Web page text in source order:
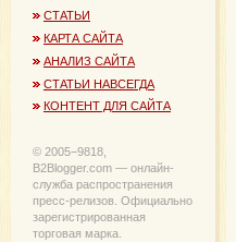
СТАТЬИ
КАРТА САЙТА
АНАЛИЗ САЙТА
СТАТЬИ НАВСЕГДА
КОНТЕНТ ДЛЯ САЙТА
© 2005−9818,
B2Blogger.com — онлайн-
служба распространения
пресс-релизов. Официально
зарегистрированная
торговая марка.